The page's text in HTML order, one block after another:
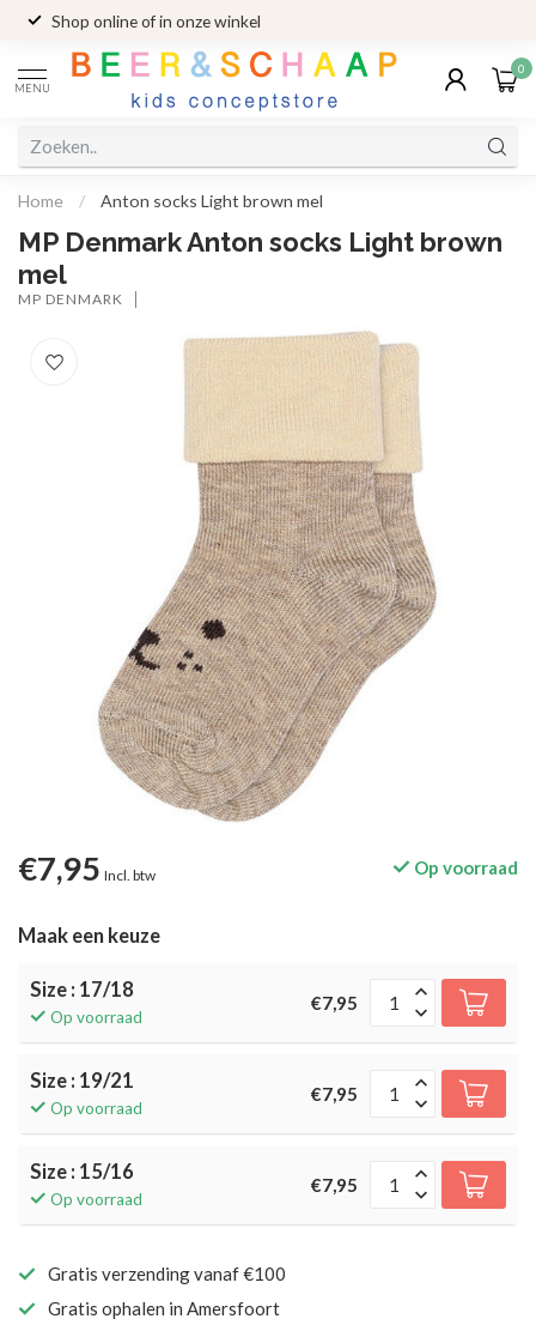
Shop online of in onze winkel
MENU
0
Home / Anton socks Light brown mel
MP Denmark Anton socks Light brown
mel
MP DENMARK
€7,95 Incl. btw Op voorraad
Maak een keuze
Size : 17/18
Op voorraad
€7,95
Size : 19/21
Op voorraad
€7,95
Size : 15/16
Op voorraad
€7,95
Gratis verzending vanaf €100
Gratis ophalen in Amersfoort